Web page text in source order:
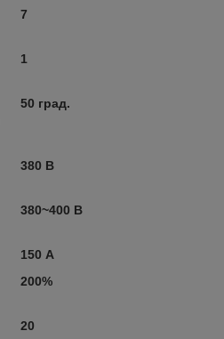
7
1
50 град.
380 В
380~400 В
150 А
200%
20